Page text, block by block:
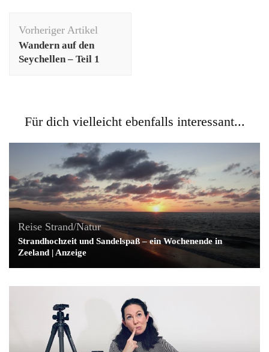
Vorheriger Artikel
Wandern auf den
Seychellen – Teil 1
Für dich vielleicht ebenfalls interessant...
Reise Strand/Natur
Strandhochzeit und Sandelspaß – ein Wochenende in
Zeeland | Anzeige